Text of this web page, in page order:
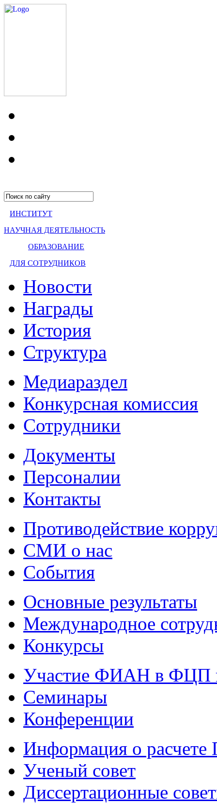
ИНСТИТУТ
НАУЧНАЯ ДЕЯТЕЛЬНОСТЬ
ОБРАЗОВАНИЕ
ДЛЯ СОТРУДНИКОВ
Новости
Награды
История
Структура
Медиараздел
Конкурсная комиссия
Сотрудники
Документы
Персоналии
Контакты
Противодействие
СМИ о нас
События
Основные результаты
Международное
Конкурсы
Участие ФИАН в ФЦП
Семинары
Конференции
Информация о
Ученый совет
Диссертационные